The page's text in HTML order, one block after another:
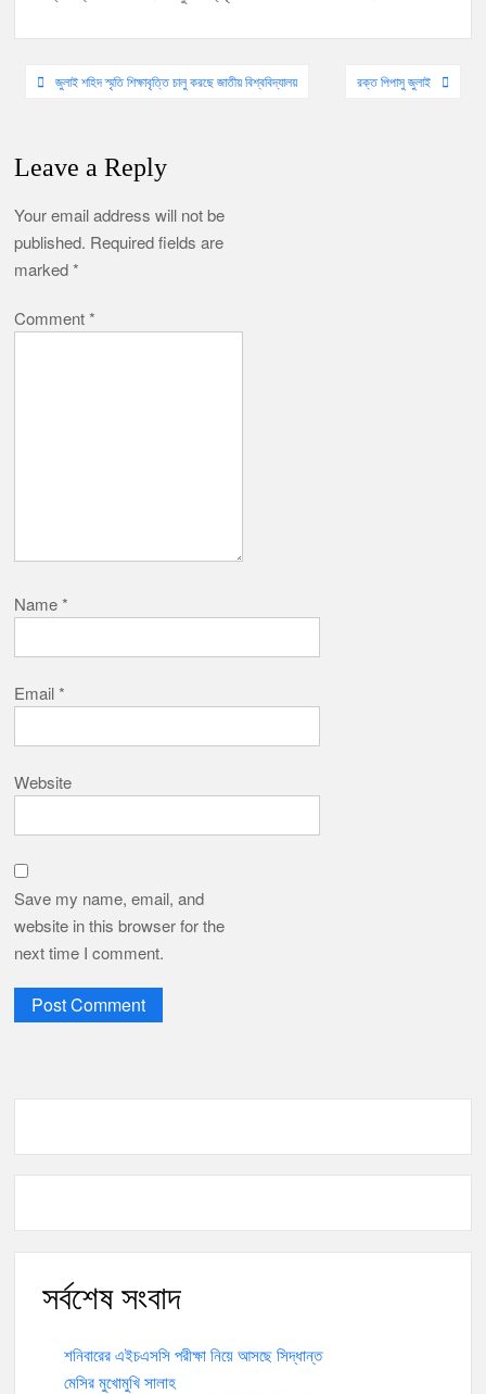
Postজুলাই শহিদ স্মৃতি শিক্ষাবৃত্তি চালু করছে জাতীয় বিশ্ববিদ্যালয় রক্ত পিপাসু জুলাই
Leave a Reply
Your email address will not be
published. Required fields are
marked*
Comment*
Name*
Email*
Website
Save my name, email, and
website in this browser for the
next time I comment.
সর্বশেষ সংবাদ
শনিবারের এইচএসসি পরীক্ষা নিয়ে আসছে সিদ্ধান্ত
মেসির মুখোমুখি সালাহ